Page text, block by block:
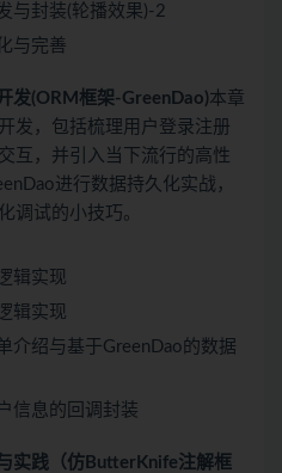
与封装(轮播效果)-2
与完善
发(ORM框架-GreenDao)本章
发，包括梳理用户登录注册
互，并引入当下流行的高性
进行数据持久化实战，
调试的小技巧。
辑实现
辑实现
介绍与基于GreenDao的数据
信息的回调封装
实践（仿ButterKnife注解框